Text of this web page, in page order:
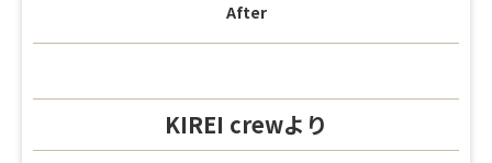
After
KIREI crewより